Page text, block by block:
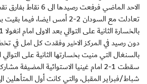
الاحد الماضي فرفعت
تعادلت مع السودان 2-2 أمس
دون رصيد في المركز الاخير وفقدت كل امل في
بالسنغال التي منيت بخسارتها الثانية على
شباط/فبراير المقبل، والتي كانت أول المتأهلين